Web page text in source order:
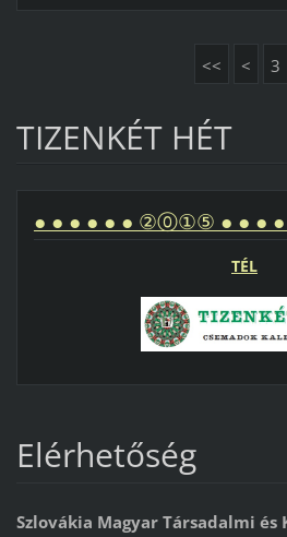
<< < 3
TIZENKÉT HÉT
● ● ● ● ● ● ②⓪①⑤ ● ● ● ●
TÉL
Elérhetőség
Szlovákia Magyar Társadalmi és